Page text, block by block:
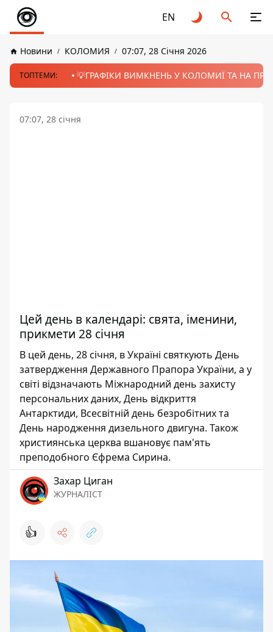
EN
Новини КОЛОМИЯ 07:07, 28 Січня 2026
ТОПТЕМИ: 💡ГРАФІКИ ВИМКНЕНЬ У КОЛОМИЇ ТА НА
07:07, 28 січня
Цей день в календарі: свята, іменини,
прикмети 28 січня
В цей день, 28 січня, в Україні святкують День
затвердження Державного Прапора України, а у
світі відзначають Міжнародний день захисту
персональних даних, День відкриття
Антарктиди, Всесвітній день безробітних та
День народження дизельного двигуна. Також
християнська церква вшановує пам'ять
преподобного Єфрема Сирина.
Захар Циган
ЖУРНАЛІСТ
👍